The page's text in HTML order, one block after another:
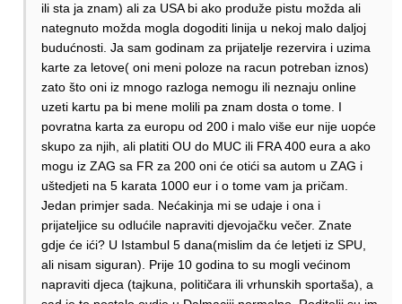
ili sta ja znam) ali za USA bi ako produže pistu možda ali
nategnuto možda mogla dogoditi linija u nekoj malo daljoj
budućnosti. Ja sam godinam za prijatelje rezervira i uzima
karte za letove( oni meni poloze na racun potreban iznos)
zato što oni iz mnogo razloga nemogu ili neznaju online
uzeti kartu pa bi mene molili pa znam dosta o tome. I
povratna karta za europu od 200 i malo više eur nije uopće
skupo za njih, ali platiti OU do MUC ili FRA 400 eura a ako
mogu iz ZAG sa FR za 200 oni će otići sa autom u ZAG i
uštedjeti na 5 karata 1000 eur i o tome vam ja pričam.
Jedan primjer sada. Nećakinja mi se udaje i ona i
prijateljice su odlućile napraviti djevojačku večer. Znate
gdje će ići? U Istambul 5 dana(mislim da će letjeti iz SPU,
ali nisam siguran). Prije 10 godina to su mogli većinom
napraviti djeca (tajkuna, političara ili vrhunskih sportaša), a